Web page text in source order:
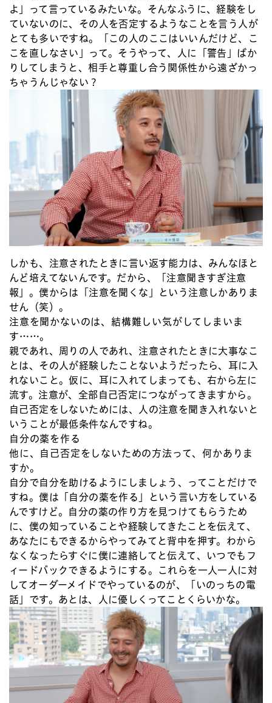
よ」って言っているみたいな。そんなふうに、経験をし
ていないのに、その人を否定するようなことを言う人が
とても多いですね。「この人のここはいいんだけど、こ
こを直しなさい」って。そうやって、人に「警告」ばか
りしてしまうと、相手と尊重し合う関係性から遠ざかっ
ちゃうんじゃない？
しかも、注意されたときに言い返す能力は、みんなほと
んど培えてないんです。だから、「注意聞きすぎ注意
報」。僕からは「注意を聞くな」という注意しかありま
せん（笑）。
注意を聞かないのは、結構難しい気がしてしまいま
す……。
親であれ、周りの人であれ、注意されたときに大事なこ
とは、その人が経験したことないようだったら、耳に入
れないこと。仮に、耳に入れてしまっても、右から左に
流す。注意が、全部自己否定につながってきますから。
自己否定をしないためには、人の注意を聞き入れないと
いうことが最低条件なんですね。
自分の薬を作る
他に、自己否定をしないための方法って、何かありま
すか。
自分で自分を助けるようにしましょう、ってことだけで
すね。僕は「自分の薬を作る」という言い方をしている
んですけど。自分の薬の作り方を見つけてもらうため
に、僕の知っていることや経験してきたことを伝えて、
あなたにもできるからやってみてと背中を押す。わから
なくなったらすぐに僕に連絡してと伝えて、いつでもフ
ィードバックできるようにする。これらを一人一人に対
してオーダーメイドでやっているのが、「いのっちの電
話」です。あとは、人に優しくってことくらいかな。